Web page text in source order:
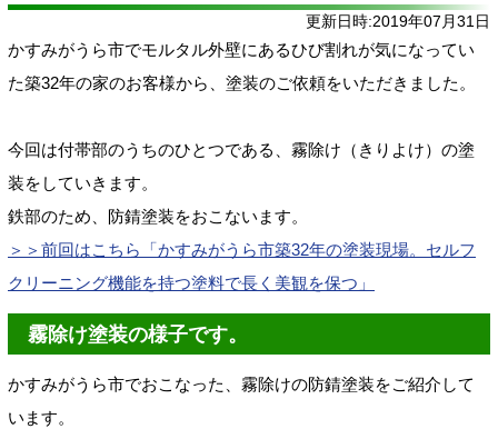
更新日時:2019年07月31日
かすみがうら市でモルタル外壁にあるひび割れが気になってい
た築32年の家のお客様から、塗装のご依頼をいただきました。
今回は付帯部のうちのひとつである、霧除け（きりよけ）の塗
装をしていきます。
鉄部のため、防錆塗装をおこないます。
＞＞前回はこちら「かすみがうら市築32年の塗装現場。セルフ
クリーニング機能を持つ塗料で長く美観を保つ」
霧除け塗装の様子です。
かすみがうら市でおこなった、霧除けの防錆塗装をご紹介して
います。